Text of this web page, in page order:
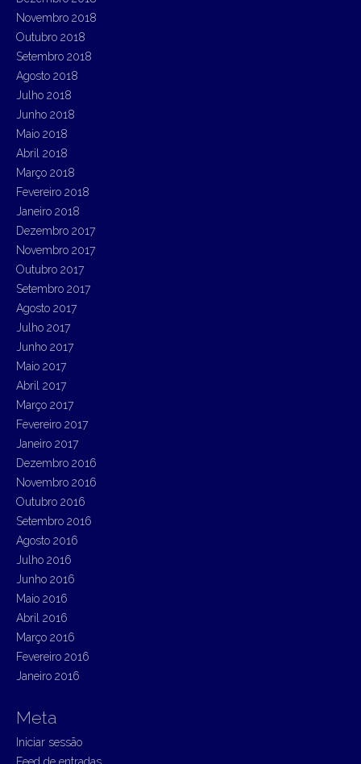
Novembro 2018
Outubro 2018
Setembro 2018
Agosto 2018
Julho 2018
Junho 2018
Maio 2018
Abril 2018
Março 2018
Fevereiro 2018
Janeiro 2018
Dezembro 2017
Novembro 2017
Outubro 2017
Setembro 2017
Agosto 2017
Julho 2017
Junho 2017
Maio 2017
Abril 2017
Março 2017
Fevereiro 2017
Janeiro 2017
Dezembro 2016
Novembro 2016
Outubro 2016
Setembro 2016
Agosto 2016
Julho 2016
Junho 2016
Maio 2016
Abril 2016
Março 2016
Fevereiro 2016
Janeiro 2016
Meta
Iniciar sessão
Feed de entradas